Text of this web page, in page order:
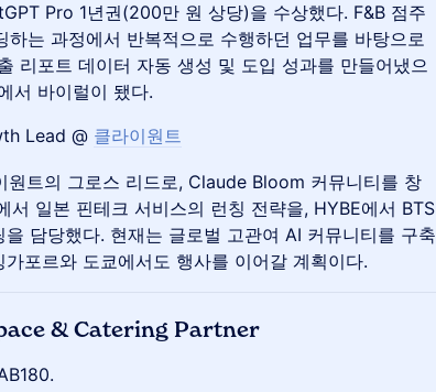
Pro 1년권(200만 원 상당)을 수상했다. F&B 점주
하는 과정에서 반복적으로 수행하던 업무를 바탕으로
리포트 데이터 자동 생성 및 도입 성과를 만들어냈으
서 바이럴이 됐다.
Lead @ 클라이원트
원트의 그로스 리드로, Claude Bloom 커뮤니티를 창
서 일본 핀테크 서비스의 런칭 전략을, HYBE에서 BTS
담당했다. 현재는 글로벌 고관여 AI 커뮤니티를 구축
포르와 도쿄에서도 행사를 이어갈 계획이다.
& Catering Partner